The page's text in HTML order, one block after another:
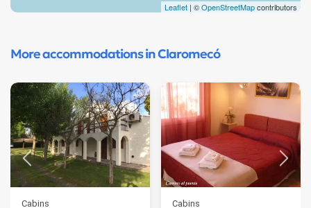
Leaflet | ©OpenStreetMapcontributors
More accommodations in Claromecó
Cabins Cabins